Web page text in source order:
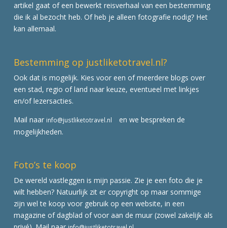
artikel gaat of een bewerkt reisverhaal van een bestemming
die ik al bezocht heb. Of heb je alleen fotografie nodig? Het
kan allemaal.
Bestemming op justliketotravel.nl?
Ook dat is mogelijk. Kies voor een of meerdere blogs over
een stad, regio of land naar keuze, eventueel met linkjes
en/of lezersacties.
Mail naar info@justliketotravel.nl
en we bespreken de
mogelijkheden.
Foto’s te koop
De wereld vastleggen is mijn passie. Zie je een foto die je
wilt hebben? Natuurlijk zit er copyright op maar sommige
zijn wel te koop voor gebruik op een website, in een
magazine of dagblad of voor aan de muur (zowel zakelijk als